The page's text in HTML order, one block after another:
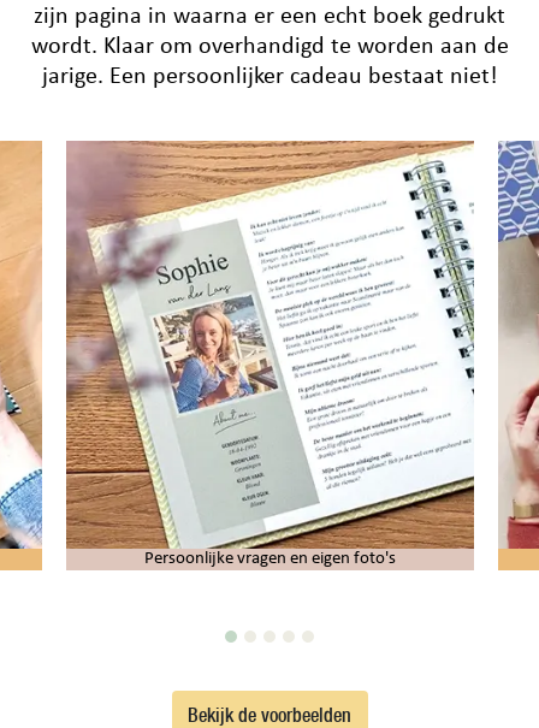
zijn pagina in waarna er een echt boek gedrukt
wordt. Klaar om overhandigd te worden aan de
jarige. Een persoonlijker cadeau bestaat niet!
Persoonlijke vragen en eigen foto's
Bekijk de voorbeelden